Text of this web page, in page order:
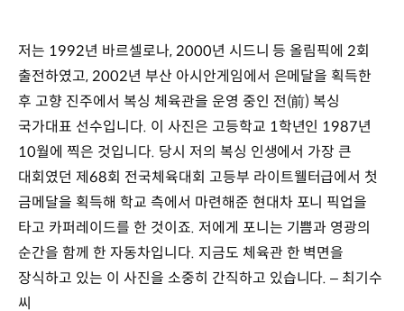
저는 1992년 바르셀로나, 2000년 시드니 등 올림픽에 2회
출전하였고, 2002년 부산 아시안게임에서 은메달을 획득한
후 고향 진주에서 복싱 체육관을 운영 중인 전(前) 복싱
국가대표 선수입니다. 이 사진은 고등학교 1학년인 1987년
10월에 찍은 것입니다. 당시 저의 복싱 인생에서 가장 큰
대회였던 제68회 전국체육대회 고등부 라이트웰터급에서 첫
금메달을 획득해 학교 측에서 마련해준 현대차 포니 픽업을
타고 카퍼레이드를 한 것이죠. 저에게 포니는 기쁨과 영광의
순간을 함께 한 자동차입니다. 지금도 체육관 한 벽면을
장식하고 있는 이 사진을 소중히 간직하고 있습니다. – 최기수
씨